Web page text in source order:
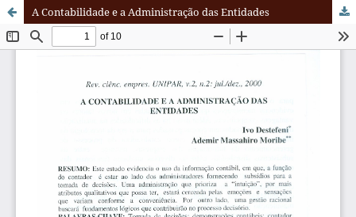
A Contabilidade e a Administração das Entidades